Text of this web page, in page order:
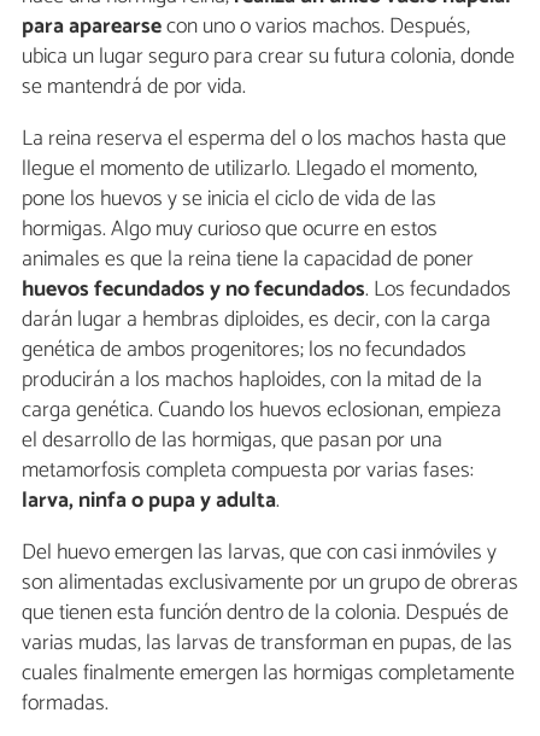
para aparearsecon uno o varios machos. Después,
ubica un lugar seguro para crear su futura colonia, donde
se mantendrá de por vida.
La reina reserva el esperma del o los machos hasta que
llegue el momento de utilizarlo. Llegado el momento,
pone los huevos y se inicia el ciclo de vida de las
hormigas. Algo muy curioso que ocurre en estos
animales es que la reina tiene la capacidad de poner
huevos fecundados y no fecundados. Los fecundados
darán lugar a hembras diploides, es decir, con la carga
genética de ambos progenitores; los no fecundados
producirán a los machos haploides, con la mitad de la
carga genética. Cuando los huevos eclosionan, empieza
el desarrollo de las hormigas, que pasan por una
metamorfosis completa compuesta por varias fases:
larva, ninfa o pupa y adulta.
Del huevo emergen las larvas, que con casi inmóviles y
son alimentadas exclusivamente por un grupo de obreras
que tienen esta función dentro de la colonia. Después de
varias mudas, las larvas de transforman en pupas, de las
cuales finalmente emergen las hormigas completamente
formadas.